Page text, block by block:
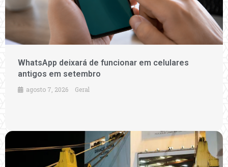
WhatsApp deixará de funcionar em celulares
antigos em setembro
agosto 7, 2026 Geral